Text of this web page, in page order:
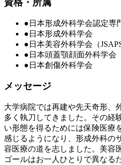
資格・所属
●日本形成外科学会認定専
●日本形成外科学会
●日本美容外科学会（JSAPS
●日本頭蓋顎顔面外科学会
●日本創傷外科学会
メッセージ
大学病院では再建や先天奇形、
多く執刀してきました。その経
い形態を得るためには保険医療
感じるようになり、形成外科の
容医療の道を志しました。美容
ゴールはお一人ひとりで異なる